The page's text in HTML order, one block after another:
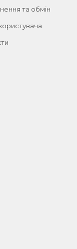
та обмін